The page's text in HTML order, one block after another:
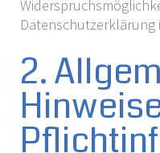
Datenschutzerklärung
2.